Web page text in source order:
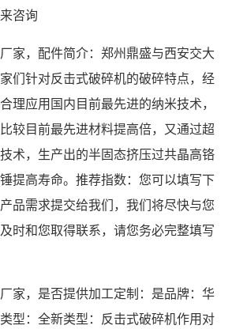
咨询
家，配件简介：郑州鼎盛与西安交大
们针对反击式破碎机的破碎特点，经
理应用国内目前最先进的纳米技术，
较目前最先进材料提高倍，又通过超
术，生产出的半固态挤压过共晶高铬
提高寿命。推荐指数：您可以填写下
品需求提交给我们，我们将尽快与您
时和您取得联系，请您务必完整填写
家，是否提供加工定制：是品牌：华
型：全新类型：反击式破碎机作用对